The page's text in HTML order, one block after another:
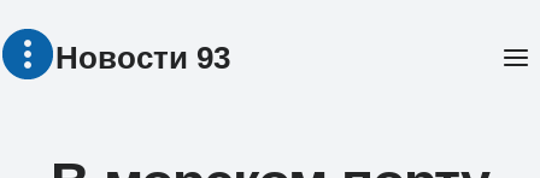
Перейти
Новости 93